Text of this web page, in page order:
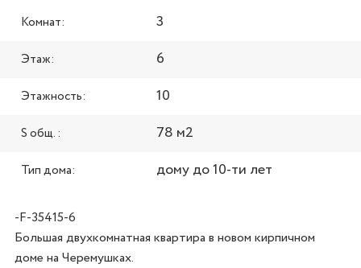
Комнат: 3
Этаж: 6
Этажность: 10
S общ. : 78 м2
Тип дома: дому до 10-ти лет
-F-35415-6
Большая двухкомнатная квартира в новом кирпичном
доме на Черемушках.